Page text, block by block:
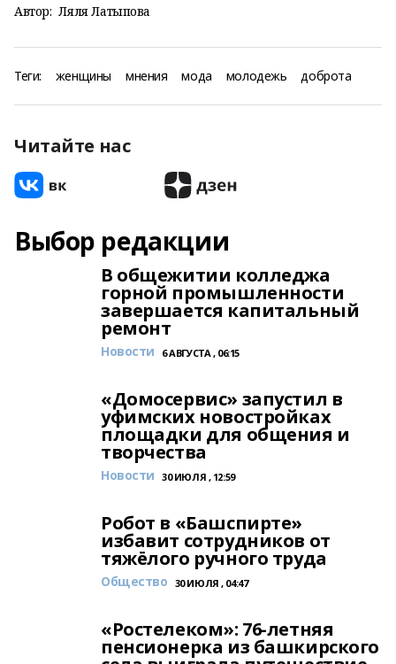
Автор: Ляля Латыпова
Теги: женщины мнения мода молодежь доброта
Читайте нас
Выбор редакции
В общежитии колледжа
горной промышленности
завершается капитальный
ремонт
Новости 6 АВГУСТА , 06:15
«Домосервис» запустил в
уфимских новостройках
площадки для общения и
творчества
Новости 30 ИЮЛЯ , 12:59
Робот в «Башспирте»
избавит сотрудников от
тяжёлого ручного труда
Общество 30 ИЮЛЯ , 04:47
«Ростелеком»: 76-летняя
пенсионерка из башкирского